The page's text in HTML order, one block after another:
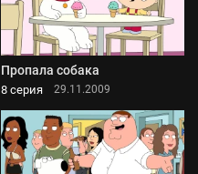
Пропала собака
8 серия 29.11.2009